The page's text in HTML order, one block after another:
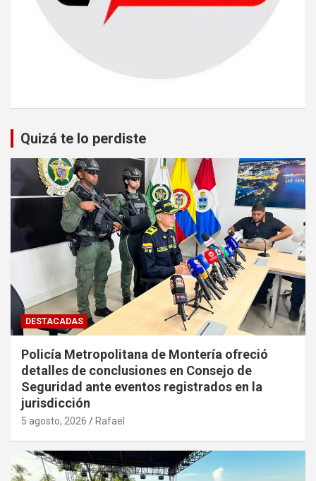
Quizá te lo perdiste
DESTACADAS
Policía Metropolitana de Montería ofreció
detalles de conclusiones en Consejo de
Seguridad ante eventos registrados en la
jurisdicción
5 agosto, 2026 Rafael